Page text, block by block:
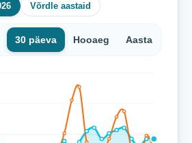
Võrdle aastaid
30 päeva Hooaeg Aasta
on viimase 45